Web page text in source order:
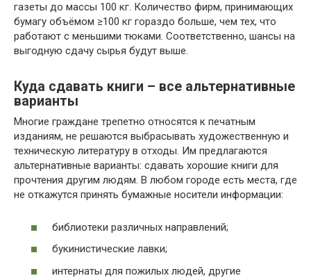
газеты до массы 100 кг. Количество фирм, принимающих
бумагу объёмом ≥100 кг гораздо больше, чем тех, что
работают с меньшими тюками. Соответственно, шансы на
выгодную сдачу сырья будут выше.
Куда сдавать книги – все альтернативные
варианты
Многие граждане трепетно относятся к печатным
изданиям, не решаются выбрасывать художественную и
техническую литературу в отходы. Им предлагаются
альтернативные варианты: сдавать хорошие книги для
прочтения другим людям. В любом городе есть места, где
не откажутся принять бумажные носители информации:
библиотеки различных направлений;
букинистические лавки;
интернаты для пожилых людей, другие